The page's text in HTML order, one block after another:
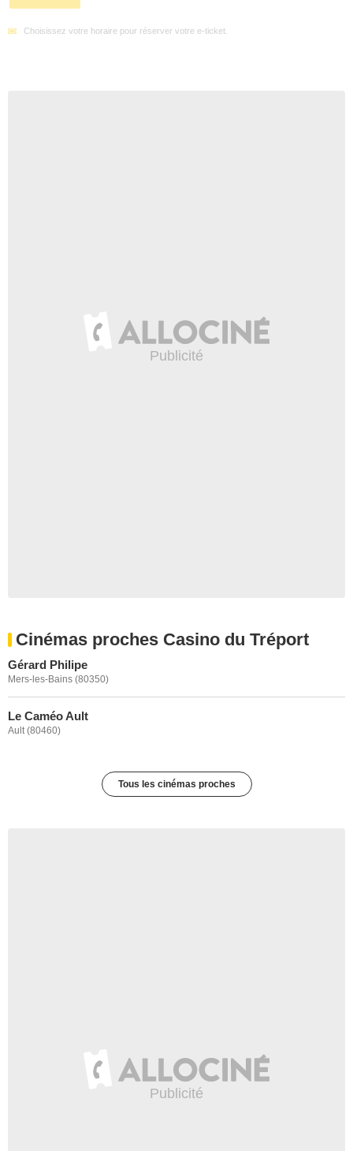
Choisissez votre horaire pour réserver votre e-ticket.
Cinémas proches Casino du Tréport
Gérard Philipe
Mers-les-Bains (80350)
Le Caméo Ault
Ault (80460)
Tous les cinémas proches